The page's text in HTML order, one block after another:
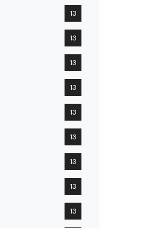
13
13
13
13
13
13
13
13
13